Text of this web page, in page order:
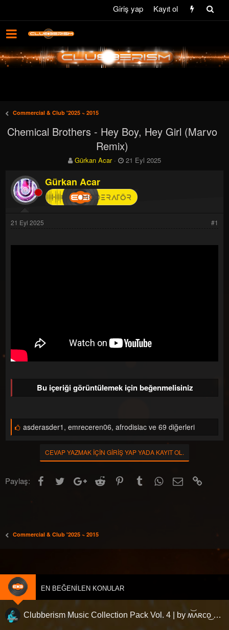
Giriş yap Kayıt ol
Commercial & Club '2025 ~ 2015
Chemical Brothers - Hey Boy, Hey Girl (Marvo
Remix)
K
n
b
u
y
Gürkan Acar
B
l
a
n
21 Eyl 2025
Gürkan Acar
21 Eyl 2025 #1
Bu içeriği görüntülemek için beğenmelisiniz
B
e
asderasder1 , emreceren06, afrodisiac ve 69 diğerleri
CEVAP YAZMAK IÇIN GIRIŞ YAP YADA KAYIT OL.
Paylaş: FacebookTwitterGoogle+Reddit PinterestTumblrWhatsApp
E-posta
Commercial & Club '2025 ~ 2015
EN BEĞENILEN KONULAR
Clubberism Music Collection Pack Vol. 4 | by ʍ͝ʌʀco͜ ʌɴϯσɴio ҇